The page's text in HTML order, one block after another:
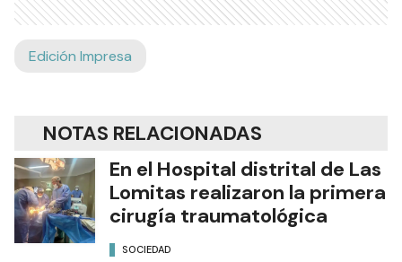
Edición Impresa
NOTAS RELACIONADAS
En el Hospital distrital de Las
Lomitas realizaron la primera
cirugía traumatológica
SOCIEDAD